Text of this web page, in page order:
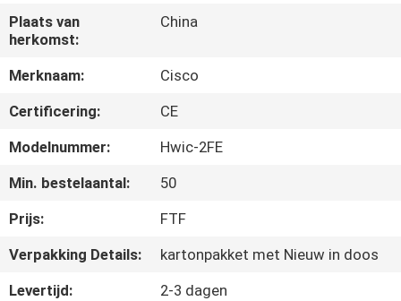
OVER
ONS
FABRIEKSTOCHT
KWALITEITSCONTROLE
NEEM
CONTACT
MET
Plaats van
herkomst:
China
Merknaam:
Cisco
Certificering:
CE
Modelnummer:
Hwic-2FE
Min. bestelaantal:
50
Prijs:
FTF
Verpakking Details:
kartonpakket met Nieuw in doos
Levertijd:
2-3 dagen